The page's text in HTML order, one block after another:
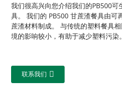
我们很高兴向您介绍我们的PB500可
具。 我们的 PB500 甘蔗渣餐具由可
蔗渣材料制成。 与传统的塑料餐具
境的影响较小，有助于减少塑料污染。
联系我们